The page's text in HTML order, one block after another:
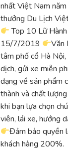
nhất Việt Nam
thưởng Du Lịch
Top 10 Lữ
15/7/2019
Văn
tâm phố cổ Hà
dịch, gửi xe miễn
dạng về sản phẩm
thành và chất
khi bạn lựa chọn
viên, lái xe, hướng
Đảm bảo quyền
khách hàng 200%.